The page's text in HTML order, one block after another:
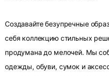
Создавайте безупречные
себя коллекцию стильных
продумана до мелочей. Мы
одежды, обуви, сумок и